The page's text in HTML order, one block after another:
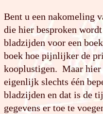
Bent u een nakomeling
die hier besproken
bladzijden voor een
boek hoe pijnlijker de
kooplustigen. Maar hier
eigenlijk slechts één
blad­zijden en dat is de
gegevens er toe te